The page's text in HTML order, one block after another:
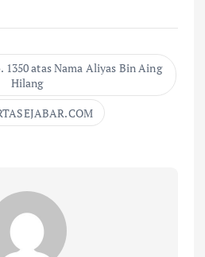
1350 atas Nama Aliyas Bin Aing
Hilang